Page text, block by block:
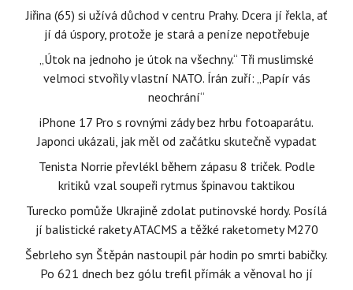
Jiřina (65) si užívá důchod v centru Prahy. Dcera jí řekla, ať
jí dá úspory, protože je stará a peníze nepotřebuje
„Útok na jednoho je útok na všechny.“ Tři muslimské
velmoci stvořily vlastní NATO. Írán zuří: „Papír vás
neochrání“
iPhone 17 Pro s rovnými zády bez hrbu fotoaparátu.
Japonci ukázali, jak měl od začátku skutečně vypadat
Tenista Norrie převlékl během zápasu 8 triček. Podle
kritiků vzal soupeři rytmus špinavou taktikou
Turecko pomůže Ukrajině zdolat putinovské hordy. Posílá
jí balistické rakety ATACMS a těžké raketomety M270
Šebrleho syn Štěpán nastoupil pár hodin po smrti babičky.
Po 621 dnech bez gólu trefil přímák a věnoval ho jí